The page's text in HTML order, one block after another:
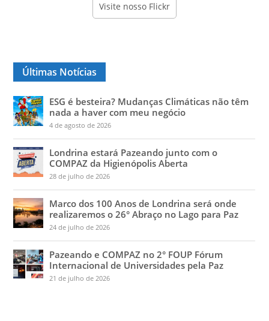
Visite nosso Flickr
Últimas Notícias
ESG é besteira? Mudanças Climáticas não têm
nada a haver com meu negócio
4 de agosto de 2026
Londrina estará Pazeando junto com o
COMPAZ da Higienópolis Aberta
28 de julho de 2026
Marco dos 100 Anos de Londrina será onde
realizaremos o 26° Abraço no Lago para Paz
24 de julho de 2026
Pazeando e COMPAZ no 2° FOUP Fórum
Internacional de Universidades pela Paz
21 de julho de 2026